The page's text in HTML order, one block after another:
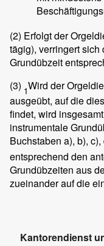
(2) Erfolgt der
tägig), verringert
Grundübzeit
(3) 1Wird der
ausgeübt, auf die
findet, wird
instrumentale
Buchstaben a), b),
entsprechend den
Grundübzeiten aus
zueinander auf die
Kantorendienst